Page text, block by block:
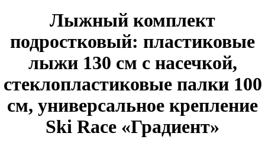
Лыжный комплект
подростковый: пластиковые
лыжи 130 см с насечкой,
стеклопластиковые палки 100
см, универсальное крепление
Ski Race «Градиент»